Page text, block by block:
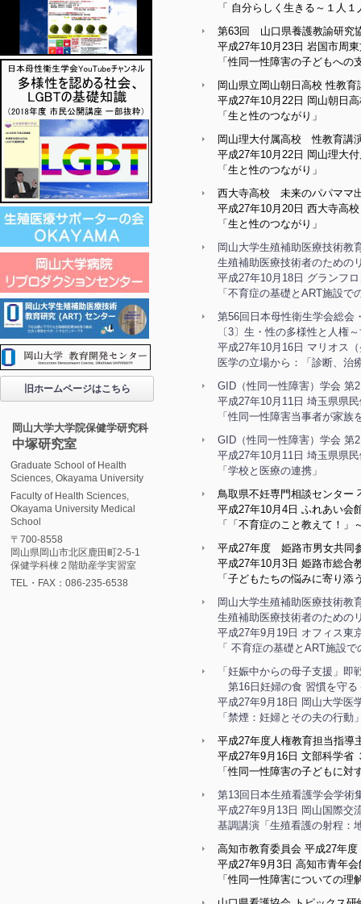
「 自分らしく生きる～１人
第63回 山口県養護教諭研究
平成27年10月23日 岩国市周
「性同一性障害の子どもへの
岡山県立岡山朝日高校 性教育
平成27年10月22日 岡山朝日
「生と性のつながり」
岡山理大付属高校 性教育講
平成27年10月22日 岡山理大
「生と性のつながり」
西大寺高校 未来のパパママ
平成27年10月20日 西大寺高校
「生と性のつながり」
岡山大学生殖補助医療技術
生殖補助医療技術者のための
平成27年10月18日 グランフ
「不育症の基礎とART施設で
第56回日本母性衛生学会総
〔3〕生・性の多様性と人権
平成27年10月16日 マリオス
医学の立場から：「診断、治
GID（性同一性障害）学会 第
平成27年10月11日 埼玉県県
「性同一性障害当事者が家族
GID（性同一性障害）学会 第
平成27年10月11日 埼玉県県
「学校と医療の連携」
鳥取県不妊専門相談センター
平成27年10月4日 ふれあい
「「不育症のこと教えて！
平成27年度 姫路市男女共同
平成27年10月3日 姫路市総合
「子どもたちの悩みに寄り
岡山大学生殖補助医療技術教
生殖補助医療技術者のための
平成27年9月19日 オフィス東
「 不育症の基礎とART施設で
「妊娠中からの母子支援」即
第16日妊婦の食 習慣を守る
平成27年9月18日 岡山大学医
「禁煙：妊婦とその夫の行動
平成27年度人権教育担当指導
平成27年9月16日 文部科学省
「性同一性障害の子どもに対
第13回日本生殖看護学会学術
平成27年9月13日 岡山国際交
基調講演「生殖看護の射程：
高知市教育委員会 平成27年度
平成27年9月3日 高知市青年
「性同一性障害についての
旧ホームページはこちら
岡山大学大学院保健学研究科
中塚研究室
Graduate School of Health
Sciences, Okayama University
Faculty of Health Sciences,
Okayama University Medical
School
〒700-8558
岡山県岡山市北区鹿田町2-5-1
保健学科棟２階助産学実習室
TEL・FAX：086-235-6538